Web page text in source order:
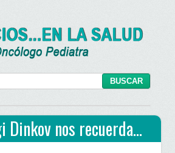
Dinkov nos recuerda…